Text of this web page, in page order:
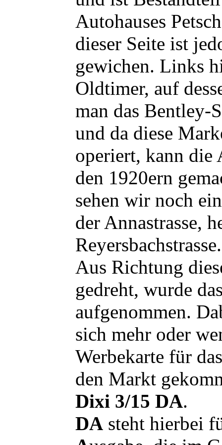
Autohauses
dieser Seite ist
gewichen. Links
Oldtimer, auf
man das Bentley-
und da diese
operiert, kann die
den 1920ern
sehen wir noch
der Annastrasse,
Reyersbachstrasse.
Aus Richtung
gedreht, wurde
aufgenommen.
sich mehr oder
Werbekarte für
den Markt
Dixi 3/15 DA.
DA steht hierbei